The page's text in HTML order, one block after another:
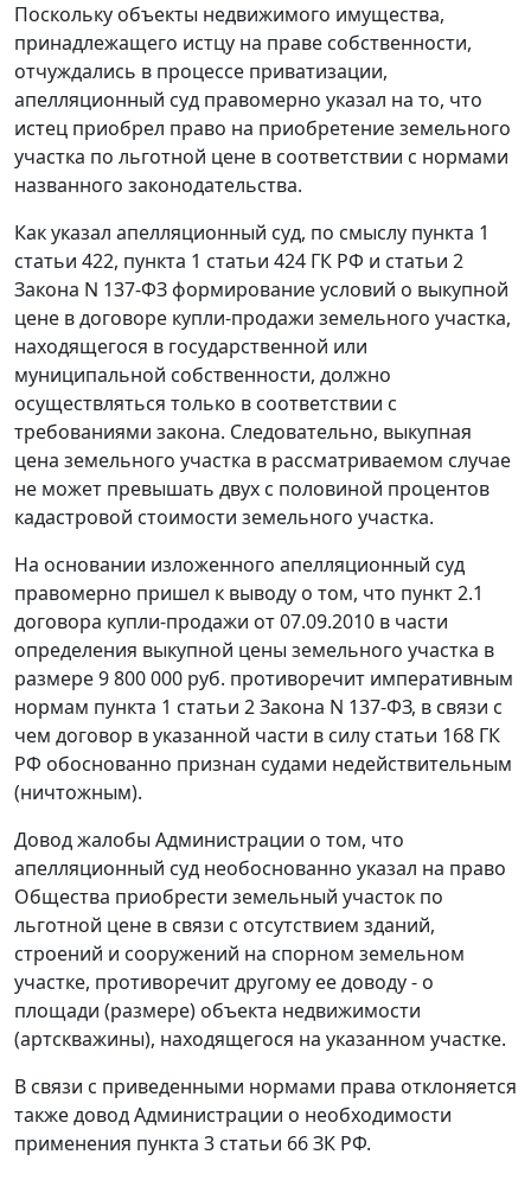
Поскольку объекты недвижимого имущества,
принадлежащего истцу на праве собственности,
отчуждались в процессе приватизации,
апелляционный суд правомерно указал на то, что
истец приобрел право на приобретение земельного
участка по льготной цене в соответствии с нормами
названного законодательства.
Как указал апелляционный суд, по смыслу пункта 1
статьи 422, пункта 1 статьи 424 ГК РФ и статьи 2
Закона N 137-ФЗ формирование условий о выкупной
цене в договоре купли-продажи земельного участка,
находящегося в государственной или
муниципальной собственности, должно
осуществляться только в соответствии с
требованиями закона. Следовательно, выкупная
цена земельного участка в рассматриваемом случае
не может превышать двух с половиной процентов
кадастровой стоимости земельного участка.
На основании изложенного апелляционный суд
правомерно пришел к выводу о том, что пункт 2.1
договора купли-продажи от 07.09.2010 в части
определения выкупной цены земельного участка в
размере 9 800 000 руб. противоречит императивным
нормам пункта 1 статьи 2Закона N 137-ФЗ, в связи с
чем договор в указанной части в силу статьи 168 ГК
РФ обоснованно признан судами недействительным
(ничтожным).
Довод жалобы Администрации о том, что
апелляционный суд необоснованно указал на право
Общества приобрести земельный участок по
льготной цене в связи с отсутствием зданий,
строений и сооружений на спорном земельном
участке, противоречит другому ее доводу - о
площади (размере) объекта недвижимости
(артскважины), находящегося на указанном участке.
В связи с приведенными нормами права отклоняется
также довод Администрации о необходимости
применения пункта 3 статьи 66ЗК РФ.